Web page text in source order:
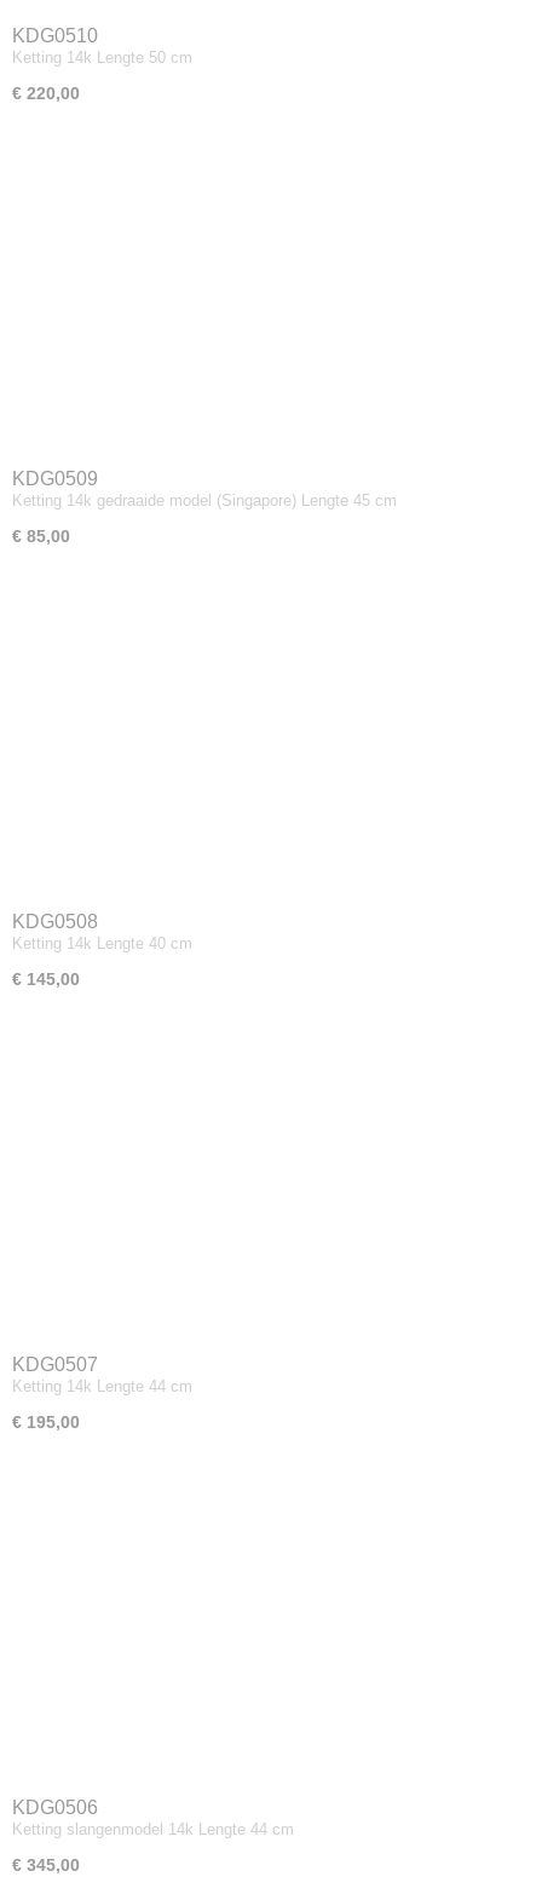
KDG0510
Ketting 14k Lengte 50 cm
€ 220,00
KDG0509
Ketting 14k gedraaide model (Singapore) Lengte 45 cm
€ 85,00
KDG0508
Ketting 14k Lengte 40 cm
€ 145,00
KDG0507
Ketting 14k Lengte 44 cm
€ 195,00
KDG0506
Ketting slangenmodel 14k Lengte 44 cm
€ 345,00